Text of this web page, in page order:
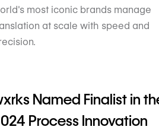
most iconic brands manage
at scale with speed and
Named Finalist in
Process Innovation